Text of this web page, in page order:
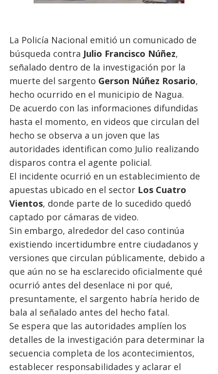
La Policía Nacional emitió un comunicado de
búsqueda contra Julio Francisco Núñez,
señalado dentro de la investigación por la
muerte del sargento Gerson Núñez Rosario,
hecho ocurrido en el municipio de Nagua.
De acuerdo con las informaciones difundidas
hasta el momento, en videos que circulan del
hecho se observa a un joven que las
autoridades identifican como Julio realizando
disparos contra el agente policial.
El incidente ocurrió en un establecimiento de
apuestas ubicado en el sector Los Cuatro
Vientos, donde parte de lo sucedido quedó
captado por cámaras de video.
Sin embargo, alrededor del caso continúa
existiendo incertidumbre entre ciudadanos y
versiones que circulan públicamente, debido a
que aún no se ha esclarecido oficialmente qué
ocurrió antes del desenlace ni por qué,
presuntamente, el sargento habría herido de
bala al señalado antes del hecho fatal.
Se espera que las autoridades amplíen los
detalles de la investigación para determinar la
secuencia completa de los acontecimientos,
establecer responsabilidades y aclarar el